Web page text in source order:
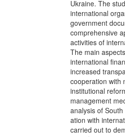
Ukraine. The
international
government
comprehensive
activities of
The main
international
increased
cooperation with
institutional
management
analysis of
ation with
carried out to